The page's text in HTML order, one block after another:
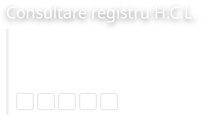
Consultare registru H.C.L.